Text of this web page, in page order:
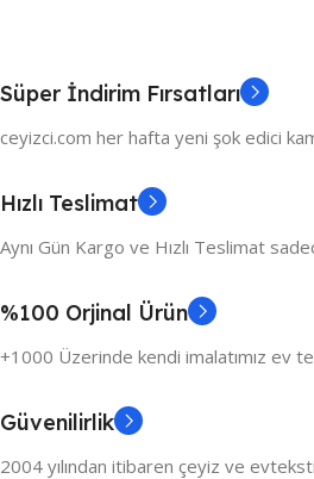
Süper İndirim Fırsatları
ceyizci.com her hafta yeni şok edici
Hızlı Teslimat
Aynı Gün Kargo ve Hızlı Teslimat
%100 Orjinal Ürün
+1000 Üzerinde kendi imalatımız ev
Güvenilirlik
2004 yılından itibaren çeyiz ve